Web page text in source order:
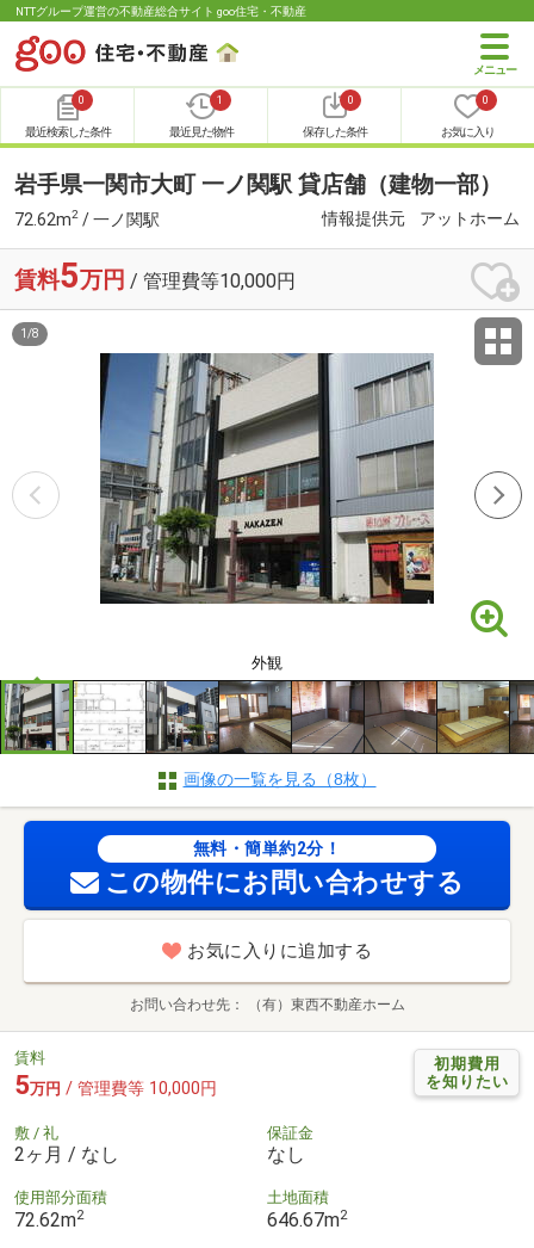
NTTグループ運営の不動産総合サイト goo住宅・不動産
0
最近検索した条件
1
最近見た物件
0
保存した条件
0
お気に入り
岩手県一関市大町 一ノ関駅 貸店舗（建物一部）
72.62m2 / 一ノ関駅 情報提供元 アットホーム
賃料5万円 / 管理費等10,000円
外観
1 /8
画像の一覧を見る（8枚）
無料・簡単約2分！
この物件にお問い合わせする
お気に入りに追加する
お問い合わせ先 （有）東西不動産ホーム
初期費用
を知りたい
賃料
5万円 / 管理費等 10,000円
敷 / 礼
2ヶ月 / なし
保証金
なし
使用部分面積
72.62m2
土地面積
646.67m2